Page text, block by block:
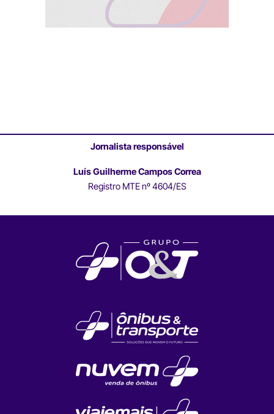
Jornalista responsável
Luís Guilherme Campos Correa
Registro MTE nº 4604/ES